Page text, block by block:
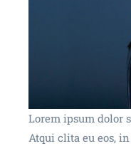
Lorem ipsum dolor
Atqui clita eu eos,